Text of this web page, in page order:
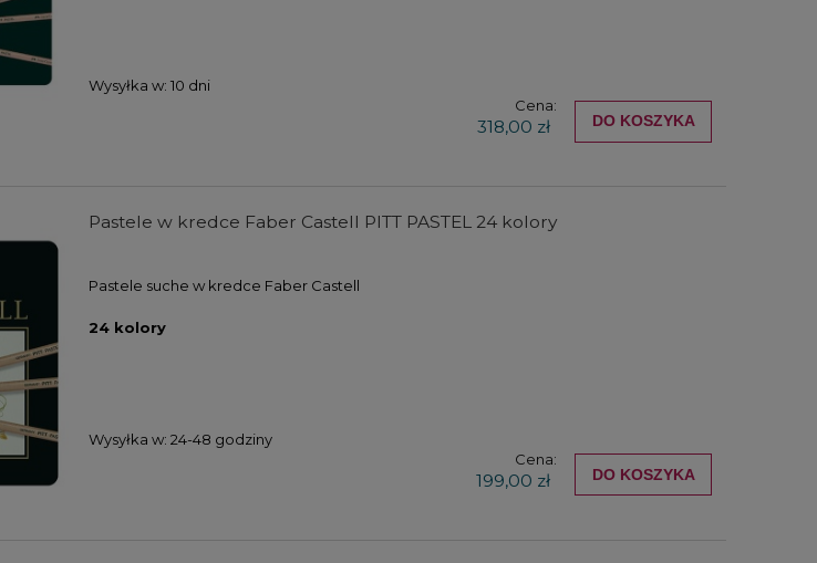
Zestaw pędzli syntetycznych
DO KOSZYKA
Wysyłka w: 10 dni
Cena:
318,00 zł DO KOSZYKA
Pastele w kredce Faber Castell PITT PASTEL 24 kolory
Pastele suche w kredce Faber Castell
24 kolory
Wysyłka w: 24-48 godziny
Cena:
199,00 zł DO KOSZYKA